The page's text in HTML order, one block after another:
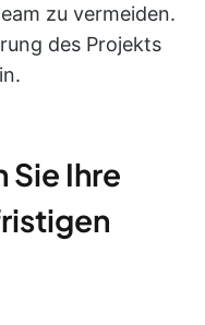
zu vermeiden.
des Projekts
Sie Ihre